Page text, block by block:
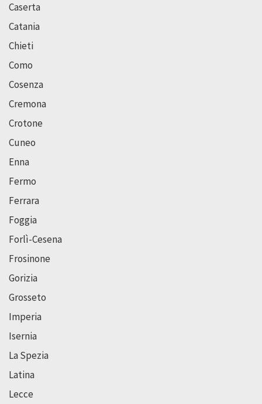
Caserta
Catania
Chieti
Como
Cosenza
Cremona
Crotone
Cuneo
Enna
Fermo
Ferrara
Foggia
Forlì-Cesena
Frosinone
Gorizia
Grosseto
Imperia
Isernia
La Spezia
Latina
Lecce